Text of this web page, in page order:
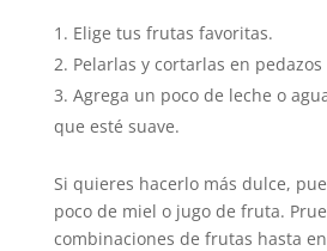
Elige tus frutas favoritas.
Pelarlas y cortarlas en
Agrega un poco de leche o
que esté suave.
Si quieres hacerlo más dulce,
poco de miel o jugo de fruta.
combinaciones de frutas hasta